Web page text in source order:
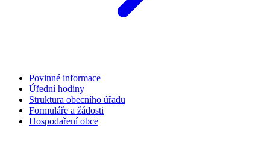
Povinné informace
Úřední hodiny
Struktura obecního úřadu
Formuláře a žádosti
Hospodaření obce